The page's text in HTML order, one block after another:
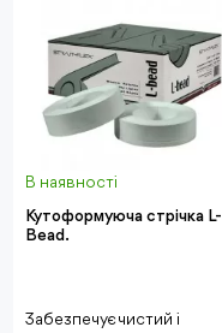
В наявності
Кутоформуюча стрічка L-
Bead.
Забезпечує чистий і